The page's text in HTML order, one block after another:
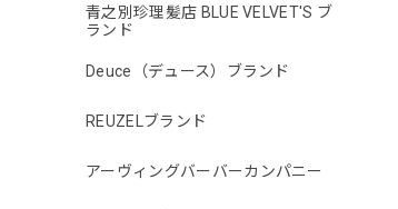
青之別珍理髪店 BLUE VELVET'S ブ
ランド
Deuce（デュース）ブランド
REUZELブランド
アーヴィングバーバーカンパニー